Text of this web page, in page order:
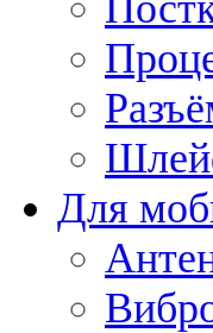
Для